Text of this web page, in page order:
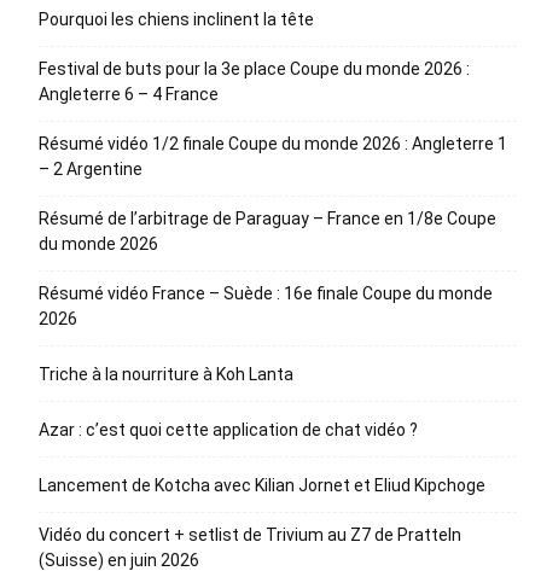
Pourquoi les chiens inclinent la tête
Festival de buts pour la 3e place Coupe du monde 2026 :
Angleterre 6 – 4 France
Résumé vidéo 1/2 finale Coupe du monde 2026 : Angleterre 1
– 2 Argentine
Résumé de l’arbitrage de Paraguay – France en 1/8e Coupe
du monde 2026
Résumé vidéo France – Suède : 16e finale Coupe du monde
2026
Triche à la nourriture à Koh Lanta
Azar : c’est quoi cette application de chat vidéo ?
Lancement de Kotcha avec Kilian Jornet et Eliud Kipchoge
Vidéo du concert + setlist de Trivium au Z7 de Pratteln
(Suisse) en juin 2026